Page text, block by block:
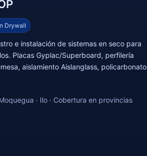
Drywall
e instalación de sistemas en seco para
Placas Gyplac/Superboard, perfilería
aislamiento Aislanglass, policarbonato
· Ilo · Cobertura en provincias